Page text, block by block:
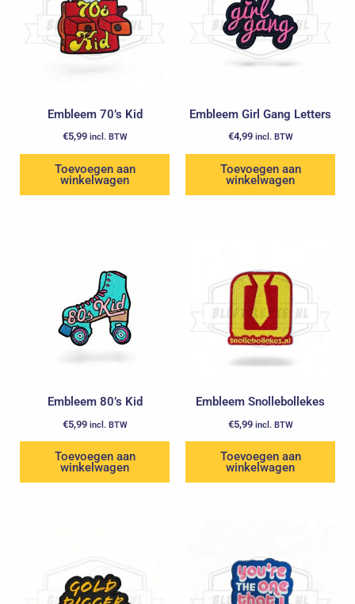
Embleem 70’s Kid
€5,99 incl. BTW
Toevoegen aan
winkelwagen
Embleem Girl Gang Letters
€4,99 incl. BTW
Toevoegen aan
winkelwagen
Embleem 80’s Kid
€5,99 incl. BTW
Toevoegen aan
winkelwagen
Embleem Snollebollekes
€5,99 incl. BTW
Toevoegen aan
winkelwagen